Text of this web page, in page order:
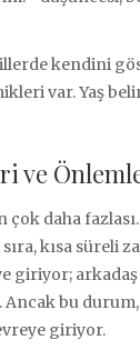
kendini
var. Yaş
ve
daha
kısa süreli
giriyor; arkadaş
bu
giriyor.